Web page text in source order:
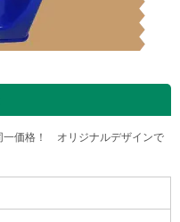
一価格！ オリジナルデザインで